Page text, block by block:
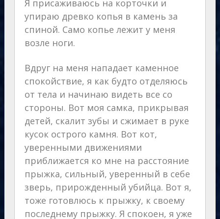
Я присаживаюсь на корточки и
упираю древко копья в камень за
спиной. Само копье лежит у меня
возле ноги.
Вдруг на меня нападает каменное
спокойствие, я как будто отделяюсь
от тела и начинаю видеть все со
стороны. Вот моя самка, прикрывая
детей, скалит зубы и сжимает в руке
кусок острого камня. Вот кот,
уверенными движениями
приближается ко мне на расстояние
прыжка, сильный, уверенный в себе
зверь, прирожденный убийца. Вот я,
тоже готовлюсь к прыжку, к своему
последнему прыжку. Я спокоен, я уже